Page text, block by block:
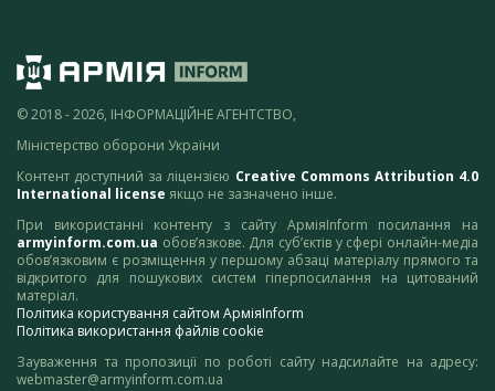
© 2018 - 2026, ІНФОРМАЦІЙНЕ АГЕНТСТВО,
Міністерство оборони України
Контент доступний за ліцензією Creative Commons Attribution 4.0
International license якщо не зазначено інше.
При використанні контенту з сайту АрміяInform посилання на
armyinform.com.ua обов’язкове. Для суб’єктів у сфері онлайн-медіа
обов’язковим є розміщення у першому абзаці матеріалу прямого та
відкритого для пошукових систем гіперпосилання на цитований
матеріал.
Політика користування сайтом АрміяInform
Політика використання файлів cookie
Зауваження та пропозиції по роботі сайту надсилайте на адресу:
webmaster@armyinform.com.ua